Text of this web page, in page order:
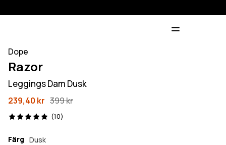
Dope
Razor
Leggings Dam Dusk
239,40 kr 399 kr
(10)
10 recensioner, 5/5
Färg Dusk